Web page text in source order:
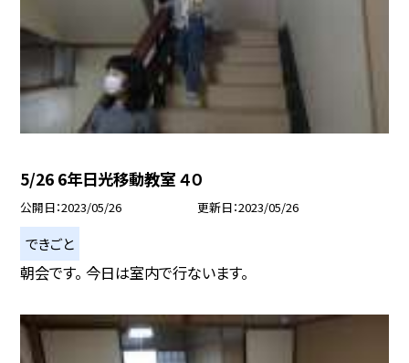
5/26 6年日光移動教室 ４０
公開日 2023/05/26 更新日 2023/05/26
できごと
朝会です。 今日は室内で行ないます。